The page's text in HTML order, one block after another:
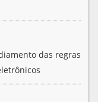
das regras